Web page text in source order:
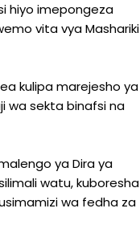
hiyo imepongeza
vita vya Mashariki
kulipa marejesho ya
wa sekta binafsi na
ya Dira ya
watu, kuboresha
wa fedha za